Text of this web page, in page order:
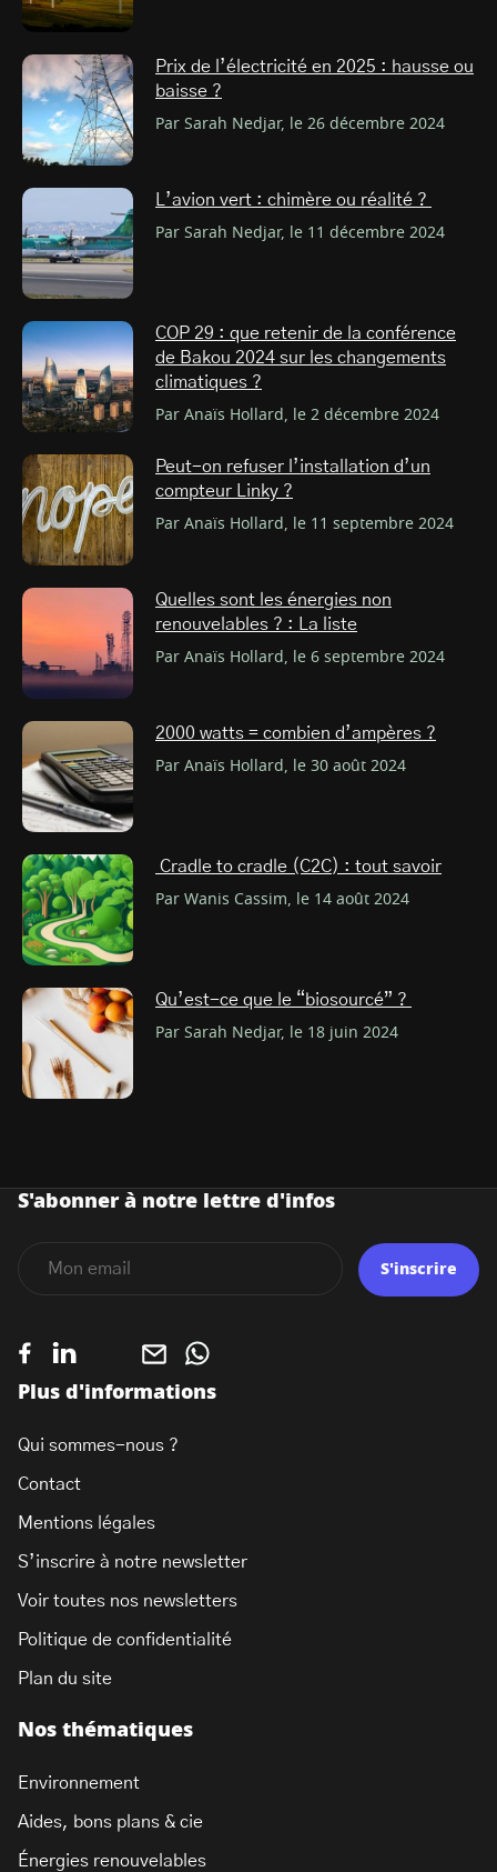
Prix de l’électricité en 2025 : hausse ou
baisse ?
Par Sarah Nedjar, le 26 décembre 2024
L’avion vert : chimère ou réalité ?
Par Sarah Nedjar, le 11 décembre 2024
COP 29 : que retenir de la conférence
de Bakou 2024 sur les changements
climatiques ?
Par Anaïs Hollard, le 2 décembre 2024
Peut-on refuser l’installation d’un
compteur Linky ?
Par Anaïs Hollard, le 11 septembre 2024
Quelles sont les énergies non
renouvelables ? : La liste
Par Anaïs Hollard, le 6 septembre 2024
2000 watts = combien d’ampères ?
Par Anaïs Hollard, le 30 août 2024
Cradle to cradle (C2C) : tout savoir
Par Wanis Cassim, le 14 août 2024
Qu’est-ce que le “biosourcé” ?
Par Sarah Nedjar, le 18 juin 2024
Nos thématiques
Environnement
Aides, bons plans & cie
Énergies renouvelables
Plus d'informations
Qui sommes-nous ?
Contact
Mentions légales
S’inscrire à notre newsletter
Voir toutes nos newsletters
Politique de confidentialité
Plan du site
S'abonner à notre lettre d'infos
S'inscrire